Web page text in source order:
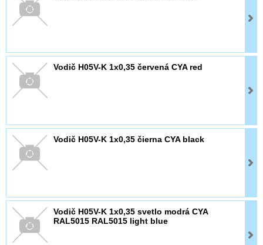
Vodič H05V-K 1x0,35 červená CYA red
Vodič H05V-K 1x0,35 čierna CYA black
Vodič H05V-K 1x0,35 svetlo modrá CYA
RAL5015 RAL5015 light blue